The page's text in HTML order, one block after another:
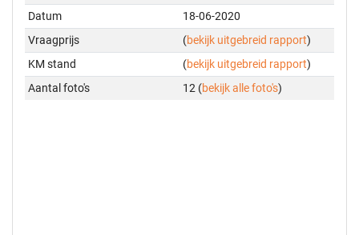
Datum
18-06-2020
Vraagprijs
(bekijk uitgebreid rapport)
KM stand
(bekijk uitgebreid rapport)
Aantal foto's
12 (bekijk alle foto's)